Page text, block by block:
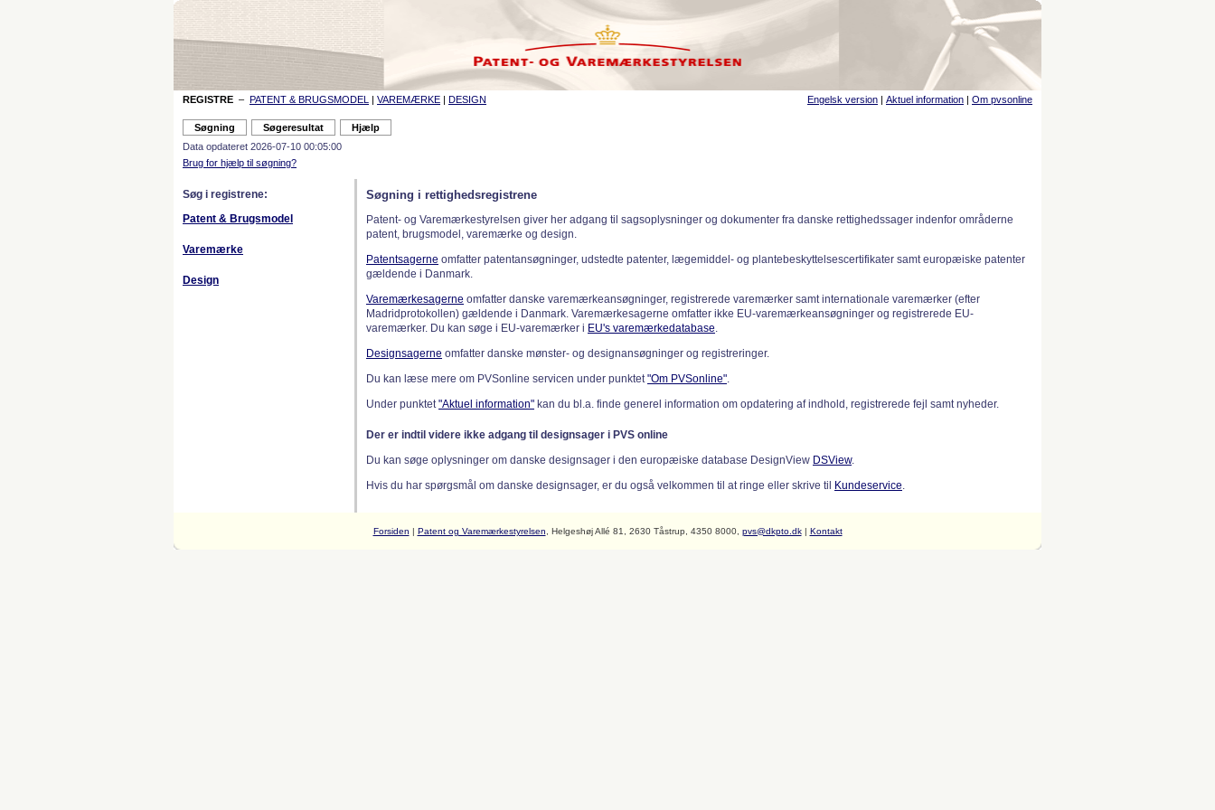
REGISTRE – PATENT & BRUGSMODEL | VAREMÆRKE | DESIGN Engelsk version | Aktuel information | Om pvsonline
Data opdateret 2026-07-10 00:05:00
Brug for hjælp til søgning?
Søg i registrene:
Patent & Brugsmodel
Varemærke
Design
Søgning i rettighedsregistrene
Patent- og Varemærkestyrelsen giver her adgang til sagsoplysninger og dokumenter fra danske rettighedssager indenfor områderne
patent, brugsmodel, varemærke og design.
Patentsagerne omfatter patentansøgninger, udstedte patenter, lægemiddel- og plantebeskyttelsescertifikater samt europæiske patenter
gældende i Danmark.
Varemærkesagerne omfatter danske varemærkeansøgninger, registrerede varemærker samt internationale varemærker (efter
Madridprotokollen) gældende i Danmark. Varemærkesagerne omfatter ikke EU-varemærkeansøgninger og registrerede EU-
varemærker. Du kan søge i EU-varemærker i EU's varemærkedatabase.
Designsagerne omfatter danske mønster- og designansøgninger og registreringer.
Du kan læse mere om PVSonline servicen under punktet"Om PVSonline".
Under punktet"Aktuel information" kan du bl.a. finde generel information om opdatering af indhold, registrerede fejl samt nyheder.
Der er indtil videre ikke adgang til designsager i PVS online
Du kan søge oplysninger om danske designsager i den europæiske database DesignView DSView.
Hvis du har spørgsmål om danske designsager, er du også velkommen til at ringe eller skrive til
Kundeservice.
Forsiden | Patent og Varemærkestyrelsen , Helgeshøj Allé 81, 2630 Tåstrup, 4350 8000, pvs@dkpto.dk| Kontakt